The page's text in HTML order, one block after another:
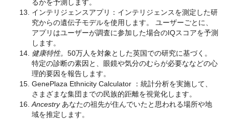
るかを予測します。
インテリジェンスアプリ：インテリジェンスを測定した研
究からの遺伝子モデルを使用します。 ユーザーごとに、
アプリはユーザーが調査に参加した場合のIQスコアを予測
します。
健康特性。 50万人を対象とした英国での研究に基づく。
特定の診断の素因と、眼鏡や気分のむらが必要ななどの心
理的要因を報告します。
GenePlaza Ethnicity Calculator ：統計分析を実施して、
さまざまな集団までの民族的距離を視覚化します。
Ancestry あなたの祖先が住んでいたと思われる場所や地
域を推定します。